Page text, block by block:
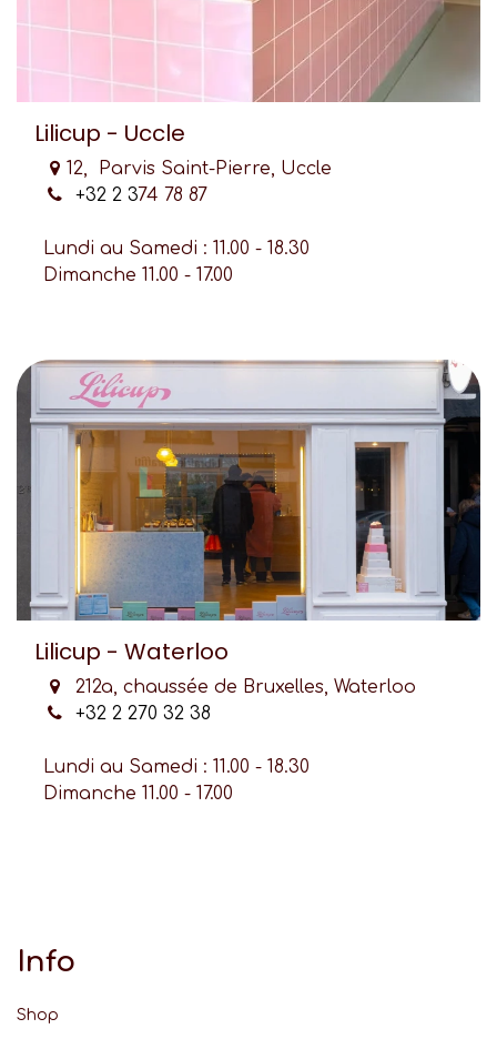
Lilicup - Uccle
12, Parvis Saint-Pierre, Uccle
+32 2 374 78 87
Lundi au Samedi : 11.00 - 18.30
Dimanche 11.00 - 17.00
Lilicup - Waterloo
212a, chaussée de Bruxelles, Waterloo
+32 2 270 32 38
Lundi au Samedi : 11.00 - 18.30
Dimanche 11.00 - 17.00
Info
Shop